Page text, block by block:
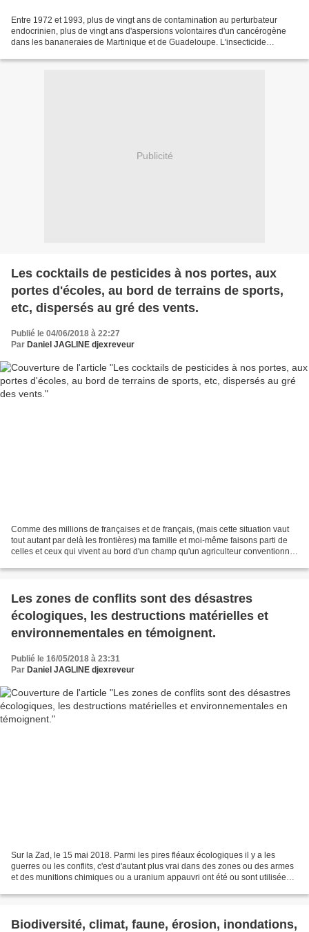
Entre 1972 et 1993, plus de vingt ans de contamination au perturbateur
endocrinien, plus de vingt ans d'aspersions volontaires d'un cancérogène
dans les bananeraies de Martinique et de Guadeloupe. L'insecticide
Publicité
Les cocktails de pesticides à nos portes, aux
portes d'écoles, au bord de terrains de sports,
etc, dispersés au gré des vents.
Publié le 04/06/2018 à 22:27
Par Daniel JAGLINE djexreveur
Comme des millions de françaises et de français, (mais cette situation vaut
tout autant par delà les frontières) ma famille et moi-même faisons parti de
celles et ceux qui vivent au bord d'un champ qu'un agriculteur conventionnel
Les zones de conflits sont des désastres
écologiques, les destructions matérielles et
environnementales en témoignent.
Publié le 16/05/2018 à 23:31
Par Daniel JAGLINE djexreveur
Sur la Zad, le 15 mai 2018. Parmi les pires fléaux écologiques il y a les
guerres ou les conflits, c'est d'autant plus vrai dans des zones ou des armes
et des munitions chimiques ou a uranium appauvri ont été ou sont utilisées
Biodiversité, climat, faune, érosion, inondations,